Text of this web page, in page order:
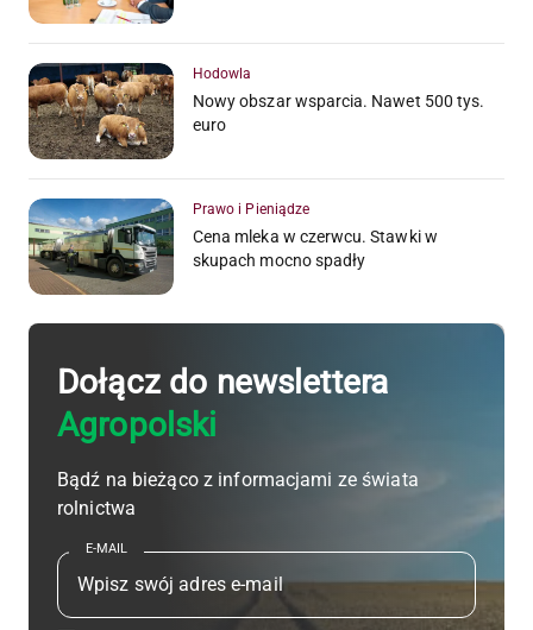
Hodowla
Nowy obszar wsparcia. Nawet 500 tys.
euro
Prawo i Pieniądze
Cena mleka w czerwcu. Stawki w
skupach mocno spadły
Dołącz do newslettera
Agropolski
Bądź na bieżąco z informacjami ze świata
rolnictwa
E-MAIL